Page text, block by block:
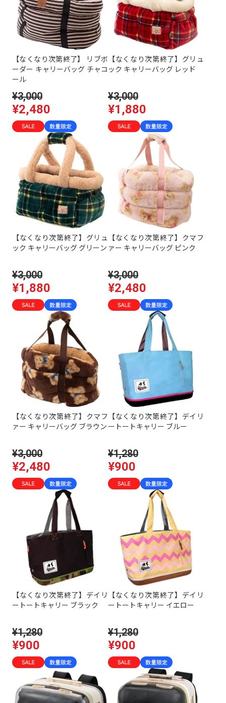
【なくなり次第終了】 リブボ
ーダー キャリーバッグ チャコ
ール
¥3,000
¥2,480
【なくなり次第終了】グリュ
ック キャリーバッグ レッド
¥3,000
¥1,880
【なくなり次第終了】グリュ
ック キャリーバッグ グリーン
¥3,000
¥1,880
【なくなり次第終了】クマフ
ァー キャリーバッグ ピンク
¥3,000
¥2,480
【なくなり次第終了】クマフ
ァー キャリーバッグ ブラウン
¥3,000
¥2,480
【なくなり次第終了】デイリ
ートートキャリー ブルー
¥1,280
¥900
【なくなり次第終了】デイリ
ートートキャリー ブラック
¥1,280
¥900
【なくなり次第終了】デイリ
ートートキャリー イエロー
¥1,280
¥900